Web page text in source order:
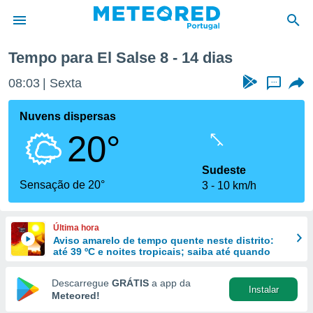
da
foi
fornecidas
a este
das
e
forma
digital
Tempo para El Salse 8 - 14 dias
08:03 Sexta ...
Nuvens dispersas
20°
Sensação de 20°
Sudeste
3
10 km/h
Última hora
Aviso amarelo de tempo quente neste distrito:
até 39 ºC e noites tropicais; saiba até quando
Descarregue GRÁTIS a app da
Meteored!
Instalar